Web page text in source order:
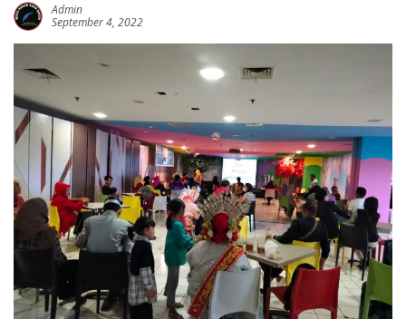
Admin
September 4, 2022